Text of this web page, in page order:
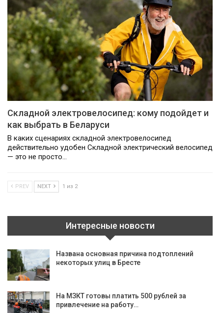
Складной электровелосипед: кому подойдет и
как выбрать в Беларуси
В каких сценариях складной электровелосипед
действительно удобен Складной электрический велосипед
— это не просто…
PREV NEXT 1 из 2
Интересные новости
Названа основная причина подтоплений
некоторых улиц в Бресте
На МЗКТ готовы платить 500 рублей за
привлечение на работу…